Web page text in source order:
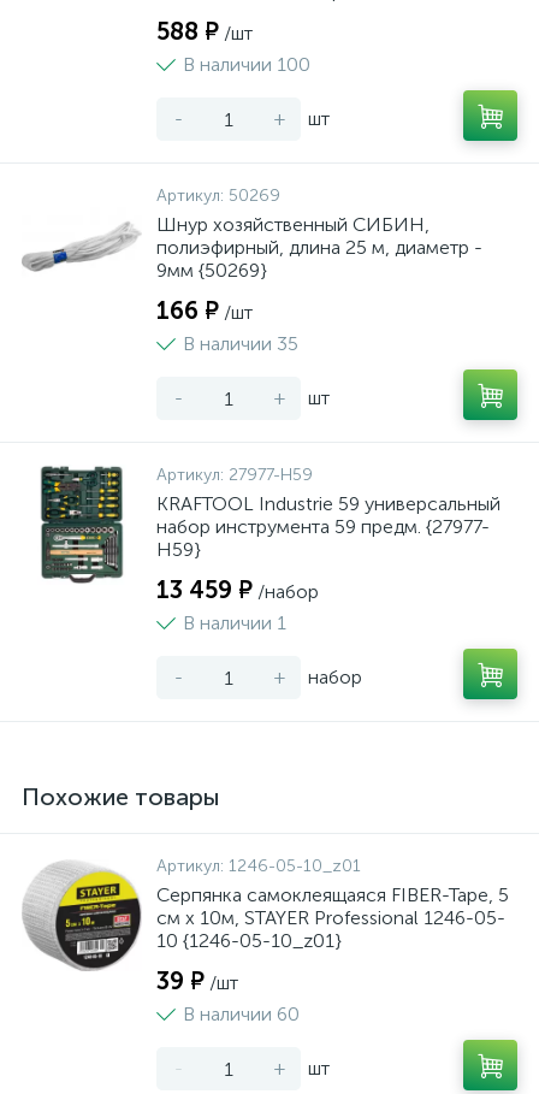
588 ₽ /шт
В наличии 100
- + шт
Артикул: 50269
Шнур хозяйственный СИБИН,
полиэфирный, длина 25 м, диаметр -
9мм {50269}
166 ₽ /шт
В наличии 35
- + шт
Артикул: 27977-H59
KRAFTOOL Industrie 59 универсальный
набор инструмента 59 предм. {27977-
H59}
13 459 ₽ /набор
В наличии 1
- + набор
Похожие товары
Артикул: 1246-05-10_z01
Серпянка самоклеящаяся FIBER-Tape, 5
см х 10м, STAYER Professional 1246-05-
10 {1246-05-10_z01}
39 ₽ /шт
В наличии 60
- + шт